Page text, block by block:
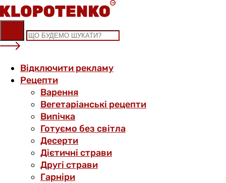
Skip
to
content
Відключити рекламу
Рецепти
Варення
Вегетаріанські рецепти
Випічка
Готуємо без світла
Десерти
Дієтичні страви
Другі страви
Гарніри